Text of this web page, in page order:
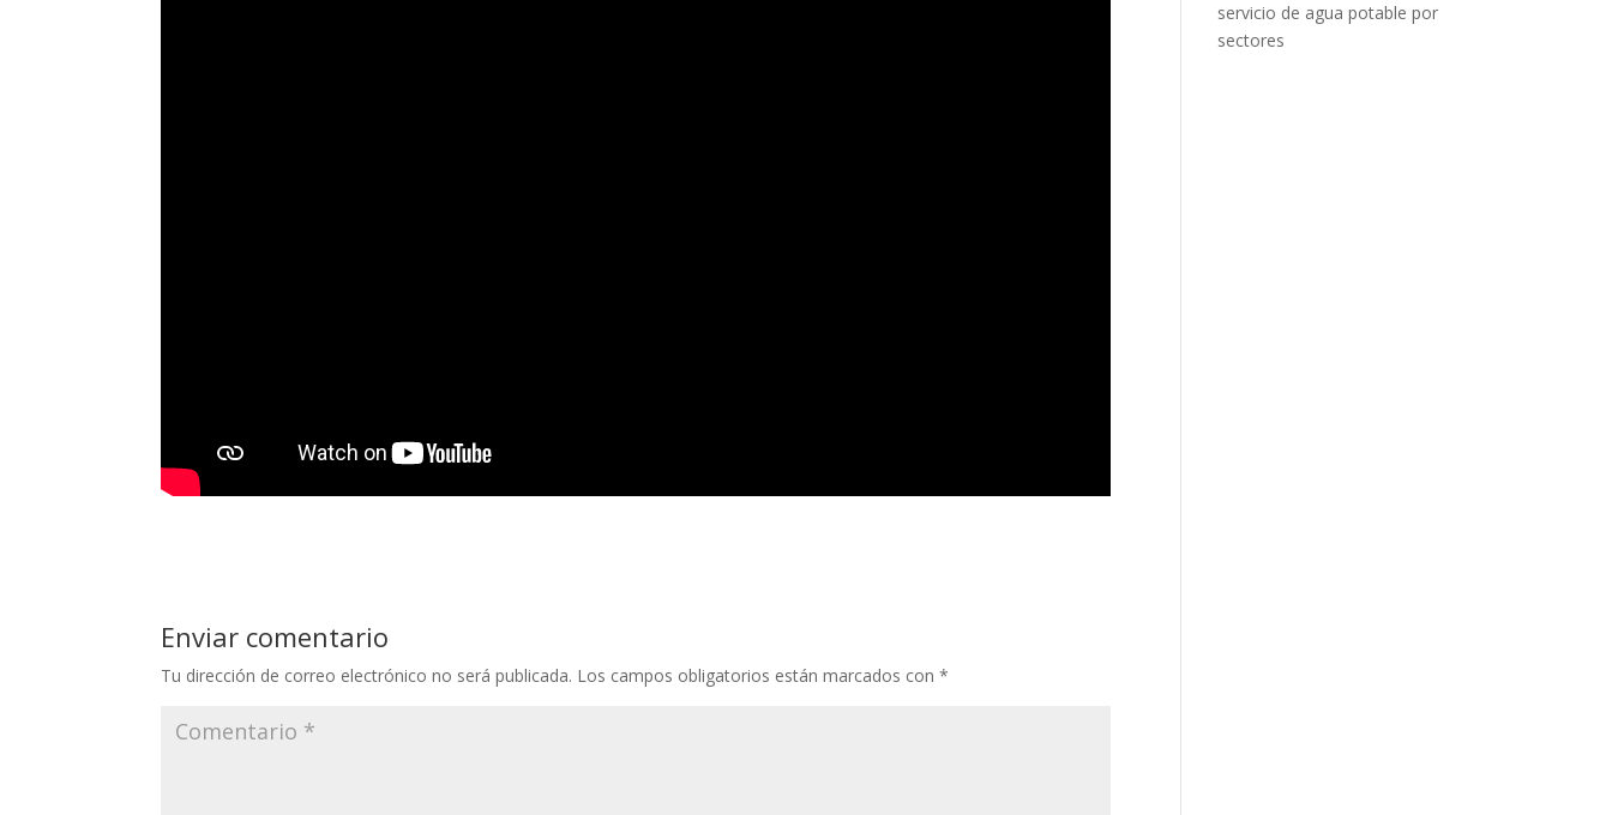
Enviar comentario
Tu dirección de correo electrónico no será publicada. Los campos obligatorios están marcados con*
servicio de agua potable por
sectores